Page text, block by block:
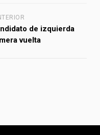
de izquierda
vuelta